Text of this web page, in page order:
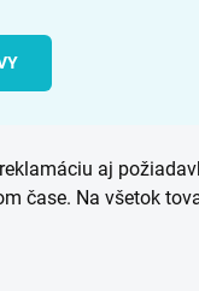
aj
čase. Na všetok